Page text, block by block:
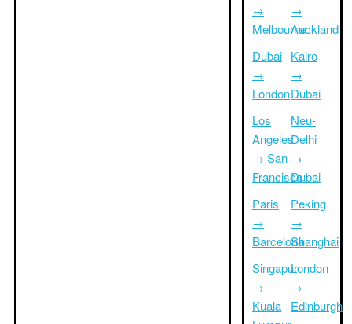
→
Melbourne
Dubai
→
London
Los
Angeles
→ San
Francisco
Paris
→
Barcelona
Singapur
→
Kuala
→
Auckland
Kairo
→
Dubai
Neu-
Delhi
→
Dubai
Peking
→
Shanghai
London
→
Edinburgh